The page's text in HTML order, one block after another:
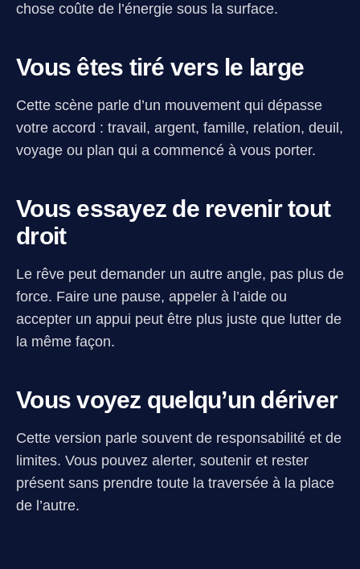
chose coûte de l’énergie sous la surface.
Vous êtes tiré vers le large
Cette scène parle d’un mouvement qui dépasse
votre accord : travail, argent, famille, relation, deuil,
voyage ou plan qui a commencé à vous porter.
Vous essayez de revenir tout
droit
Le rêve peut demander un autre angle, pas plus de
force. Faire une pause, appeler à l’aide ou
accepter un appui peut être plus juste que lutter de
la même façon.
Vous voyez quelqu’un dériver
Cette version parle souvent de responsabilité et de
limites. Vous pouvez alerter, soutenir et rester
présent sans prendre toute la traversée à la place
de l’autre.